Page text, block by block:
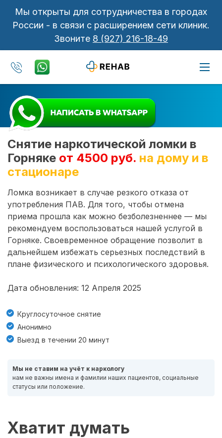
Мы открыты для сотрудничества в городах
России - в связи с расширением сети клиник.
Звоните 8 (927) 216-18-49
Снятие наркотической ломки в
Горняке от 4500 руб. на дому и в
стационаре
Ломка возникает в случае резкого отказа от
употребления ПАВ. Для того, чтобы отмена
приема прошла как можно безболезненнее — мы
рекомендуем воспользоваться нашей услугой в
Горняке. Своевременное обращение позволит в
дальнейшем избежать серьезных последствий в
плане физического и психологического здоровья.
Дата обновления: 12 Апреля 2025
Круглосуточное снятие
Анонимно
Выезд в течении 20 минут
Мы не ставим на учёт к наркологу
нам не важны имена и фамилии наших пациентов, социальные
статусы или положение.
Хватит думать